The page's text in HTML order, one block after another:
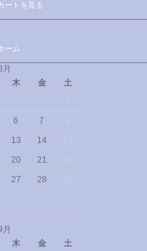
ートを見る
ーム
木 金
土
6 7
13 14
20 21
27 28
木 金 土